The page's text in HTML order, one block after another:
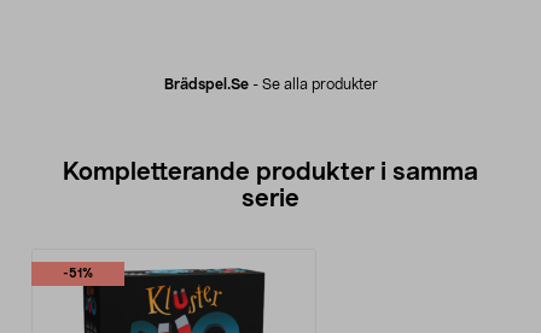
Brädspel.se- Se alla produkter
Kompletterande produkter i samma
serie
-51%